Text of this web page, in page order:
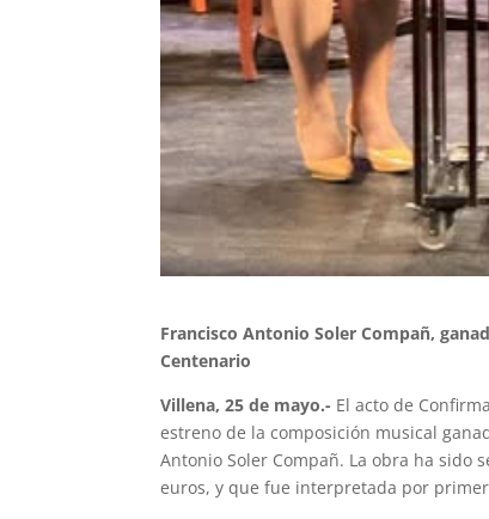
Francisco Antonio Soler Compañ,
Centenario
Villena, 25 de mayo.- El acto de
estreno de la composición musical
Antonio Soler Compañ. La obra ha sido
euros, y que fue interpretada por